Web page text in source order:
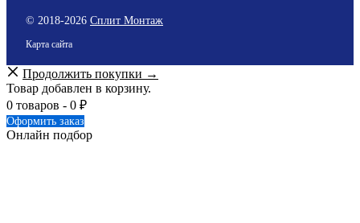
© 2018-2026 Сплит Монтаж
Карта сайта
Продолжить покупки →
Товар добавлен в корзину.
0 товаров - 0 ₽
Оформить заказ
Онлайн подбор